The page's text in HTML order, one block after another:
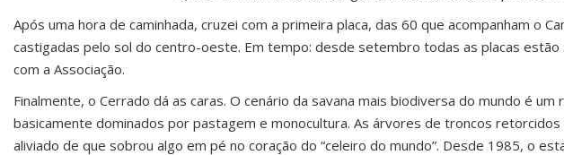
Após uma hora de caminhada, cruzei com a primeira placa, das 60 que acompanham o
castigadas pelo sol do centro-oeste. Em tempo: desde setembro todas as placas
com a Associação.
Finalmente, o Cerrado dá as caras. O cenário da savana mais biodiversa do mundo é
basicamente dominados por pastagem e monocultura. As árvores de troncos
aliviado de que sobrou algo em pé no coração do “celeiro do mundo”. Desde 1985, o